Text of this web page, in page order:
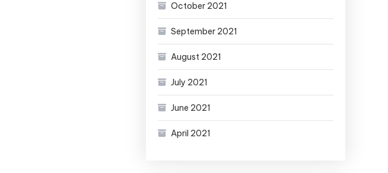
October 2021
September 2021
August 2021
July 2021
June 2021
April 2021